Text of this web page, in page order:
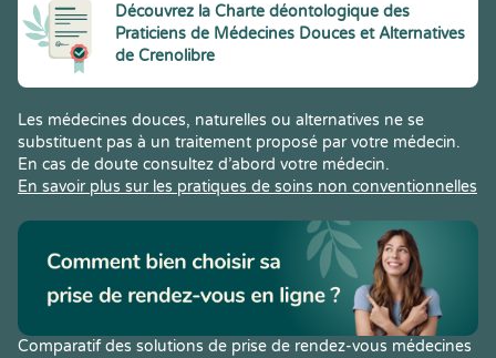
Découvrez la Charte déontologique des
Praticiens de Médecines Douces et Alternatives
de Crenolibre
Les médecines douces, naturelles ou alternatives ne se
substituent pas à un traitement proposé par votre médecin.
En cas de doute consultez d’abord votre médecin.
En savoir plus sur les pratiques de soins non conventionnelles
Comparatif des solutions de prise de rendez-vous médecines